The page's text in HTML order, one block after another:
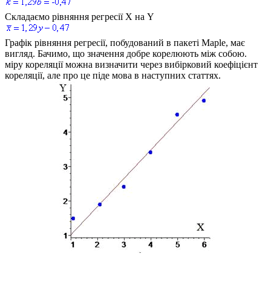
Складаємо рівняння регресії X на Y
Графік рівняння регресії, побудований в пакеті Maple, має
вигляд. Бачимо, що значення добре корелюють між собою.
міру кореляції можна визначити через вибірковий коефіцієнт
кореляції, але про це піде мова в наступних статтях.